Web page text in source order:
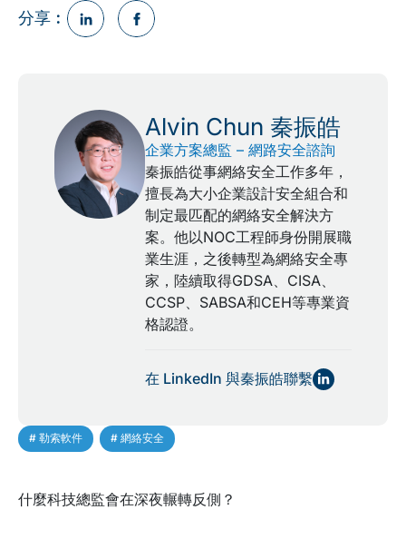
分享︰
Alvin Chun 秦振皓
企業方案總監 – 網路安全諮詢
秦振皓從事網絡安全工作多年，
擅長為大小企業設計安全組合和
制定最匹配的網絡安全解決方
案。他以NOC工程師身份開展職
業生涯，之後轉型為網絡安全專
家，陸續取得GDSA、CISA、
CCSP、SABSA和CEH等專業資
格認證。
在 LinkedIn 與秦振皓聯繫
# 勒索軟件 # 網絡安全
什麼科技總監會在深夜輾轉反側？